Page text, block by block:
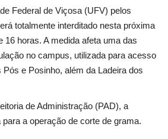
Federal de Viçosa (UFV) pelos
totalmente interditado nesta próxima
16 horas. A medida afeta uma das
no campus, utilizada para acesso
e Posinho, além da Ladeira dos
de Administração (PAD), a
a operação de corte de grama.